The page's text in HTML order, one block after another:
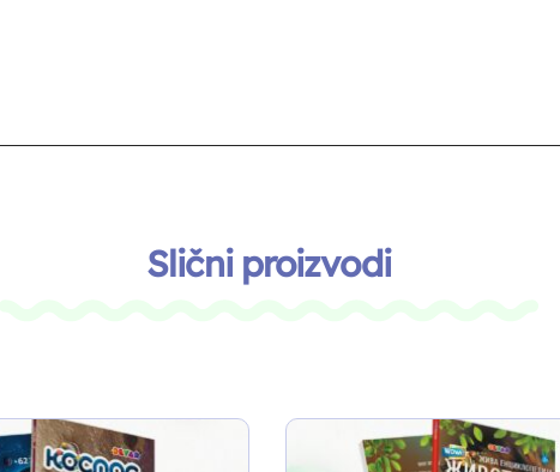
Slični proizvodi